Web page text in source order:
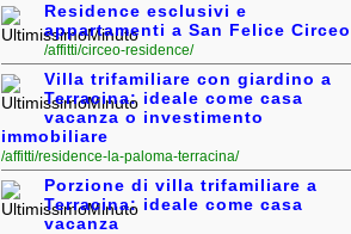
Residence esclusivi e
appartamenti a San Felice Circeo
/affitti/circeo-residence/
Villa trifamiliare con giardino a
Terracina: ideale come casa
vacanza o investimento
immobiliare
/affitti/residence-la-paloma-terracina/
Porzione di villa trifamiliare a
Terracina: ideale come casa
vacanza